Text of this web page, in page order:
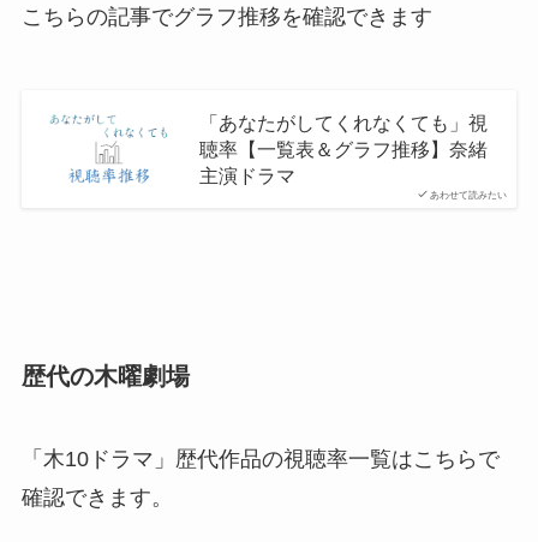
こちらの記事でグラフ推移を確認できます
あわせて読みたい
「あなたがしてくれなくても」視
聴率【一覧表＆グラフ推移】奈緒
主演ドラマ
歴代の木曜劇場
「木10ドラマ」歴代作品の視聴率一覧はこちらで
確認できます。